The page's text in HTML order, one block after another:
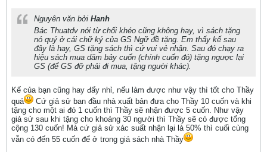
Nguyên văn bởi Hanh
Bác Thuatdv nói từ chối khéo cũng không hay, vì sách tặng
nó quý ở cái chữ ký của GS Ngữ đề tặng. Em thấy kế sau
đây là hay, GS tặng sách thì cứ vui vẻ nhận. Sau đó chạy ra
hiệu sách mua dăm bảy cuốn (chính cuốn đó) tặng ngược lại
GS (để GS đỡ phải đi mua, tặng người khác).
Kế của bạn cũng hay đấy nhỉ, nếu làm được như vậy thì tốt cho Thầy
quá
Cứ giả sử ban đầu nhà xuất bản đưa cho Thầy 10 cuốn và khi
tặng cho một ai đó 1 cuốn thì Thầy sẽ nhận được 5 cuốn. Như vậy
giả sử sau khi tặng cho khoảng 30 người thì Thầy sẽ có được tổng
cộng 130 cuốn! Mà cứ giả sử xác suất nhận lại là 50% thì cuối cùng
vẫn có đến 55 cuốn để ở trong giá sách nhà Thầy